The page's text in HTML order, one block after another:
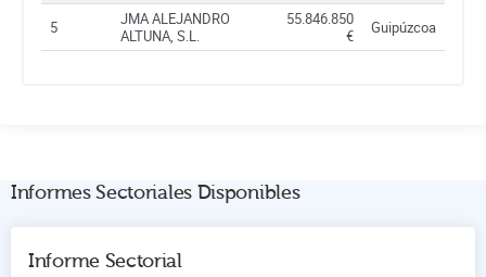
5
JMA ALEJANDRO
ALTUNA, S.L.
55.846.850
€
Guipúzcoa
Informes Sectoriales Disponibles
Informe Sectorial